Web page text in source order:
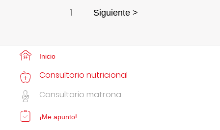
1 Siguiente >
Inicio
Consultorio nutricional
Consultorio matrona
¡Me apunto!